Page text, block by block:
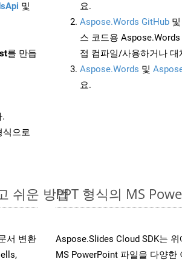
및
를 만듭
.
식으로
요.
Aspose.Words GitHub 및
스 코드용
접 컴파일/사용하거나 대
Aspose.Words 및
요.
쉬운 방법
서 변환
PPT 형식의 MS
Aspose.Slides Cloud SDK는
MS PowerPoint 파일을 다양한